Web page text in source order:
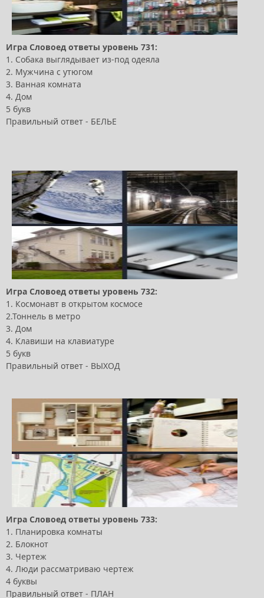
Игра Словоед ответы уровень 731:
1. Собака выглядывает из-под одеяла
2. Мужчина с утюгом
3. Ванная комната
4. Дом
5 букв
Правильный ответ - БЕЛЬЕ
Игра Словоед ответы уровень 732:
1. Космонавт в открытом космосе
2.Тоннель в метро
3. Дом
4. Клавиши на клавиатуре
5 букв
Правильный ответ - ВЫХОД
Игра Словоед ответы уровень 733:
1. Планировка комнаты
2. Блокнот
3. Чертеж
4. Люди рассматриваю чертеж
4 буквы
Правильный ответ - ПЛАН